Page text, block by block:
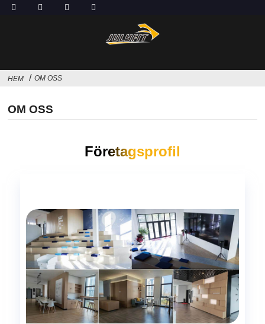
HEM OM OSS
OM OSS
Företagsprofil